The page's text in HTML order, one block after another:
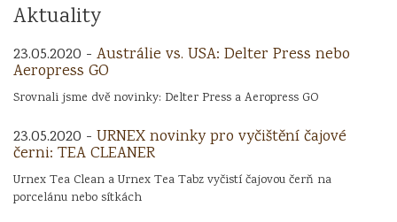
Aktuality
23.05.2020 - Austrálie vs. USA: Delter Press nebo
Aeropress GO
Srovnali jsme dvě novinky: Delter Press a Aeropress GO
23.05.2020 - URNEX novinky pro vyčištění čajové
černi: TEA CLEANER
Urnex Tea Clean a Urnex Tea Tabz vyčistí čajovou čerň na
porcelánu nebo sítkách